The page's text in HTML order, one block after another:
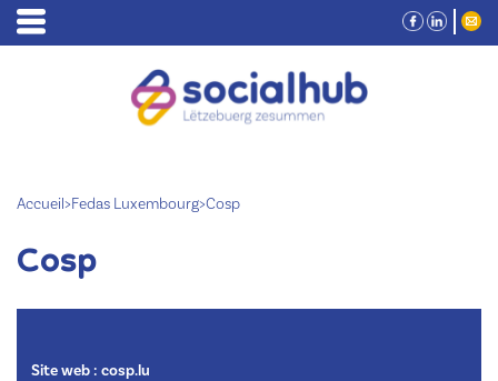
Accueil>Fedas Luxembourg>Cosp
Cosp
Site web : cosp.lu